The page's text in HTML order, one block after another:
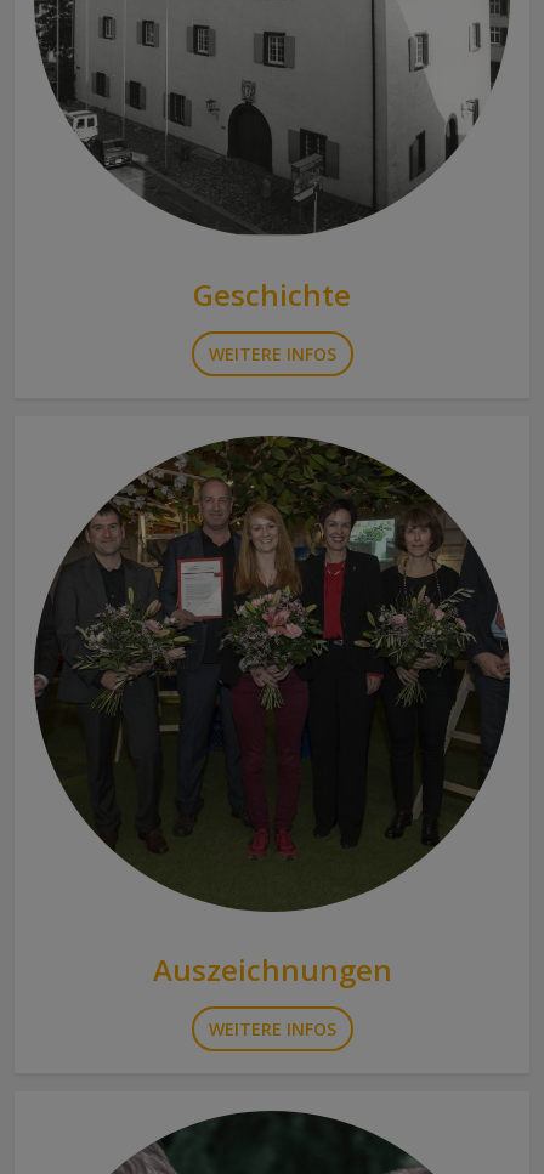
Geschichte
WEITERE INFOS
Auszeichnungen
WEITERE INFOS